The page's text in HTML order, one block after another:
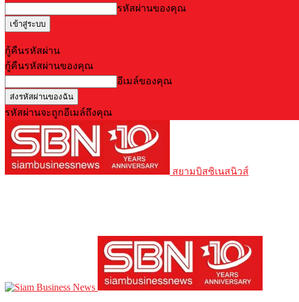
รหัสผ่านของคุณ
กู้คืนรหัสผ่าน
กู้คืนรหัสผ่านของคุณ
อีเมล์ของคุณ
รหัสผ่านจะถูกอีเมล์ถึงคุณ
สยามบิสซิเนสนิวส์